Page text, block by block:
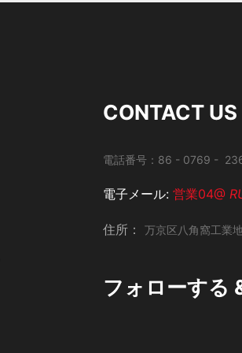
CONTACT US
電話番号：86 - 0769 -
電子メール: 営業04@
住所： 万京区八角窩工業
フォローする